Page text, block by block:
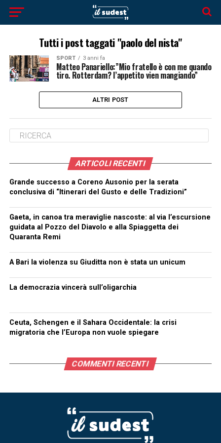
Tutti i post taggati "paolo del nista"
SPORT 3 anni fa
Matteo Panariello:”Mio fratello è con me quando
tiro. Rotterdam? l’appetito vien mangiando”
ALTRI POST
ARTICOLI RECENTI
Grande successo a Coreno Ausonio per la serata
conclusiva di “Itinerari del Gusto e delle Tradizioni”
Gaeta, in canoa tra meraviglie nascoste: al via l’escursione
guidata al Pozzo del Diavolo e alla Spiaggetta dei
Quaranta Remi
A Bari la violenza su Giuditta non è stata un unicum
La democrazia vincerà sull’oligarchia
Ceuta, Schengen e il Sahara Occidentale: la crisi
migratoria che l’Europa non vuole spiegare
COMMENTI RECENTI